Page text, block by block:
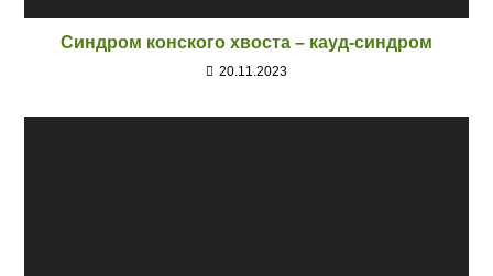
Синдром конского хвоста – кауд-синдром
20.11.2023